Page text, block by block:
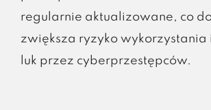
regularnie aktualizowane, co
zwiększa ryzyko wykorzystania
luk przez cyberprzestępców.